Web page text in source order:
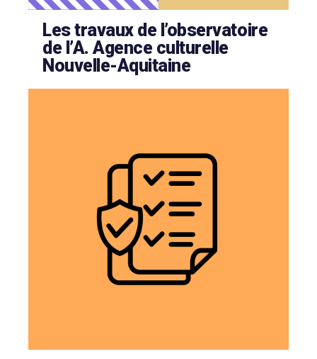
Les travaux de l’observatoire
de l’A. Agence culturelle
Nouvelle-Aquitaine